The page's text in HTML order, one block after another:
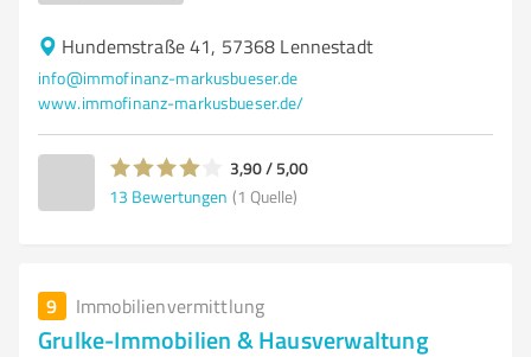
Hundemstraße 41, 57368 Lennestadt
info@immofinanz-markusbueser.de
www.immofinanz-markusbueser.de/
3,90 / 5,00
13 Bewertungen (1 Quelle)
9 Immobilienvermittlung
Grulke-Immobilien & Hausverwaltung